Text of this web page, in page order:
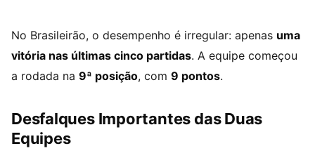
No Brasileirão, o desempenho é irregular: apenas uma
vitória nas últimas cinco partidas. A equipe começou
a rodada na 9ª posição, com 9 pontos.
Desfalques Importantes das Duas
Equipes